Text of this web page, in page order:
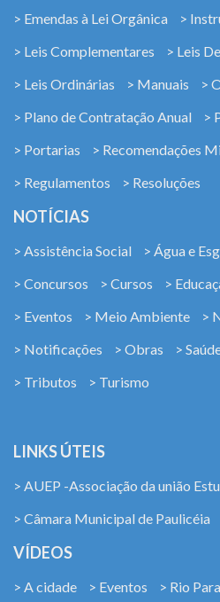
> Emendas à Lei Orgânica
>
> Leis Complementares
> Leis
> Leis Ordinárias
> Manuais
>
> Plano de Contratação Anual
>
> Portarias
> Recomendações
> Regulamentos
> Resoluções
NOTÍCIAS
> Assistência Social > Água e
> Concursos
> Cursos >
> Eventos
> Meio Ambiente
>
> Notificações
> Obras >
> Tributos
> Turismo
LINKS ÚTEIS
> AUEP -Associação da união
> Câmara Municipal de Paulicéia
VÍDEOS
> A cidade > Eventos > Rio